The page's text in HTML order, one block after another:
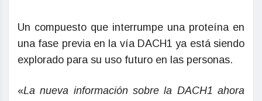
Un compuesto que interrumpe una proteína en
una fase previa en la vía DACH1 ya está siendo
explorado para su uso futuro en las personas.
«La nueva información sobre la DACH1 ahora